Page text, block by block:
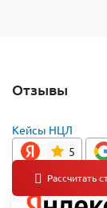
Отзывы
Кейсы НЦЛ
5